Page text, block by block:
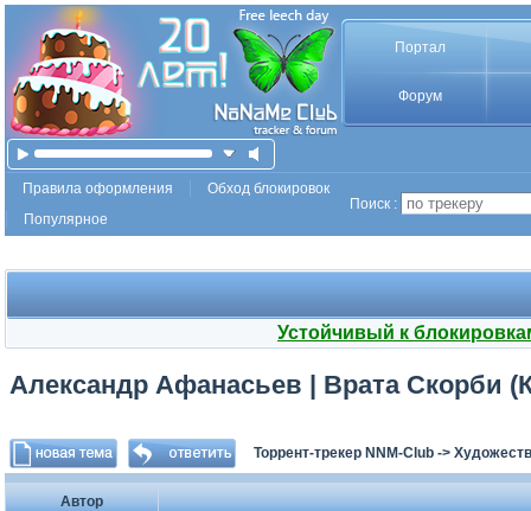
Портал
Форум
Правила оформления
Обход блокировок
Популярное
Поиск :
Устойчивый к
Александр Афанасьев | Врата Скорби
Торрент-трекер NNM-Club ->
Автор